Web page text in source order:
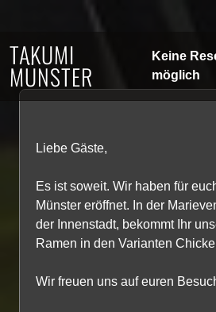
TAKUMI
MÜNSTER
Keine
möglich
Liebe Gäste,
Es ist soweit. Wir haben für
Münster eröffnet. In der
der Innenstadt, bekommt Ihr
Ramen in den Varianten
Wir freuen uns auf euren